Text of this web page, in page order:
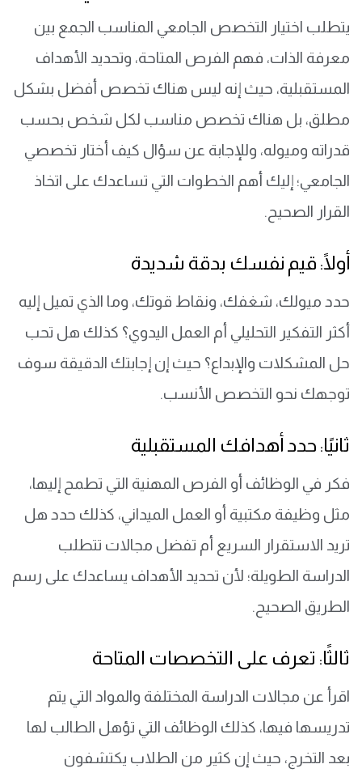
يتطلب اختيار التخصص الجامعي المناسب الجمع بين
معرفة الذات، فهم الفرص المتاحة، وتحديد الأهداف
المستقبلية، حيث إنه ليس هناك تخصص أفضل بشكل
مطلق، بل هناك تخصص مناسب لكل شخص بحسب
قدراته وميوله، وللإجابة عن سؤال كيف أختار تخصصي
الجامعي؛ إليك أهم الخطوات التي تساعدك على اتخاذ
القرار الصحيح.
أولًا: قيم نفسك بدقة شديدة
حدد ميولك، شغفك، ونقاط قوتك، وما الذي تميل إليه
أكثر التفكير التحليلي أم العمل اليدوي؟ كذلك هل تحب
حل المشكلات والإبداع؟ حيث إن إجابتك الدقيقة سوف
توجهك نحو التخصص الأنسب.
ثانيًا: حدد أهدافك المستقبلية
فكر في الوظائف أو الفرص المهنية التي تطمح إليها،
مثل وظيفة مكتبية أو العمل الميداني، كذلك حدد هل
تريد الاستقرار السريع أم تفضل مجالات تتطلب
الدراسة الطويلة؛ لأن تحديد الأهداف يساعدك على رسم
الطريق الصحيح.
ثالثًا: تعرف على التخصصات المتاحة
اقرأ عن مجالات الدراسة المختلفة والمواد التي يتم
تدريسها فيها، كذلك الوظائف التي تؤهل الطالب لها
بعد التخرج، حيث إن كثير من الطلاب يكتشفون